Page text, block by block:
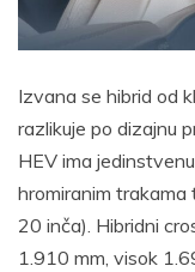
Izvana se hibrid od
razlikuje po dizajnu
HEV ima
hromiranim
20 inča). Hibridni
1.910 mm, visok